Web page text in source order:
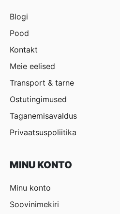
Blogi
Pood
Kontakt
Meie eelised
Transport & tarne
Ostutingimused
Taganemisavaldus
Privaatsuspoliitika
MINU KONTO
Minu konto
Soovinimekiri